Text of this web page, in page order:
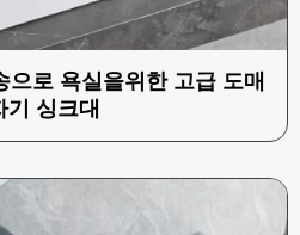
으로 욕실을위한 고급 도매
기 싱크대